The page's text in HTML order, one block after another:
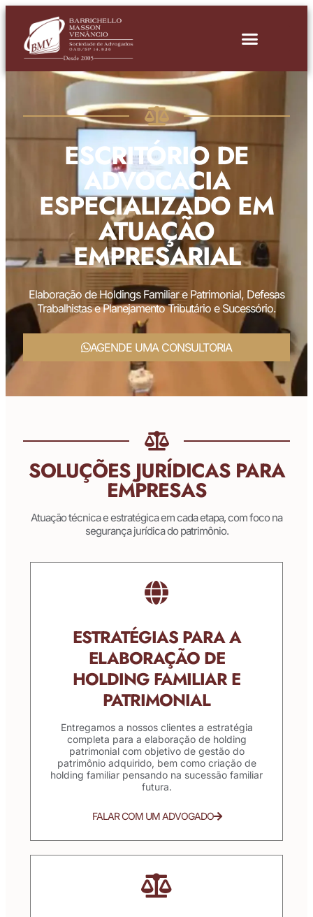
ESCRITÓRIO DE
ADVOCACIA
ESPECIALIZADO EM
ATUAÇÃO
EMPRESARIAL
Elaboração de Holdings Familiar e Patrimonial, Defesas
Trabalhistas e Planejamento Tributário e Sucessório.
AGENDE UMA CONSULTORIA
SOLUÇÕES JURÍDICAS PARA
EMPRESAS
Atuação técnica e estratégica em cada etapa, com foco na
segurança jurídica do patrimônio.
ESTRATÉGIAS PARA A
ELABORAÇÃO DE
HOLDING FAMILIAR E
PATRIMONIAL
Entregamos a nossos clientes a estratégia
completa para a elaboração de holding
patrimonial com objetivo de gestão do
patrimônio adquirido, bem como criação de
holding familiar pensando na sucessão familiar
futura.
FALAR COM UM ADVOGADO